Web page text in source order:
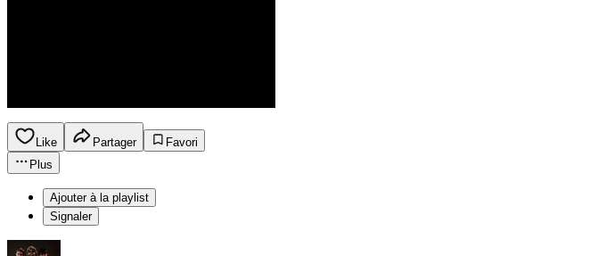
Like Partager
Favori
Plus
Ajouter à la playlist
Signaler